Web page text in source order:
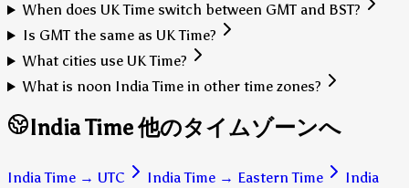
When does UK Time switch between GMT and BST?
Is GMT the same as UK Time?
What cities use UK Time?
What is noon India Time in other time zones?
India Time 他のタイムゾーンへ
India Time → UTC India Time → Eastern Time
India